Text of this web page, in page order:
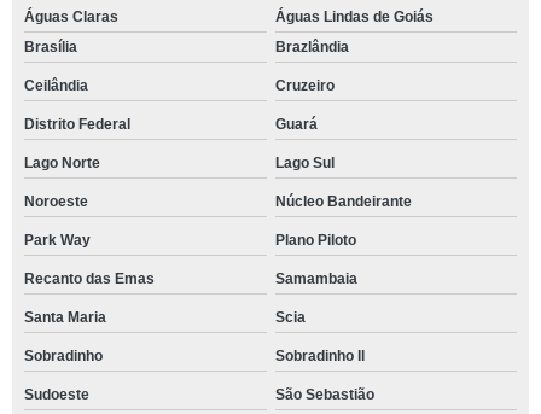
Águas Claras
Águas Lindas de Goiás
Brasília
Brazlândia
Ceilândia Cruzeiro
Distrito Federal Guará
Lago Norte Lago Sul
Noroeste Núcleo Bandeirante
Park Way Plano Piloto
Recanto das Emas Samambaia
Santa Maria Scia
Sobradinho Sobradinho ll
Sudoeste São Sebastião